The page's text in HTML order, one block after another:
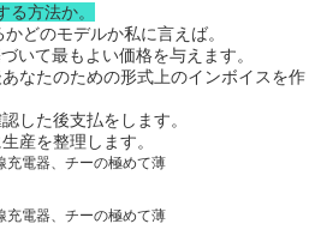
方法か。
どのモデルか私に言えば。
いて最もよい価格を与えます。
なたのための形式上のインボイスを作
した後支払をします。
産を整理します。